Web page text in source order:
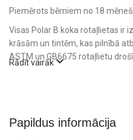
Piemērots bērniem no 18
Visas Polar B koka rotaļlietas ir
krāsām un tintēm, kas pilnībā
ASTM un GB6675 rotaļlietu
Rādīt vairāk
Papildus informācija